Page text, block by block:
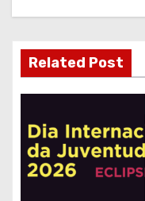
ç
ã
d
e
Related Post